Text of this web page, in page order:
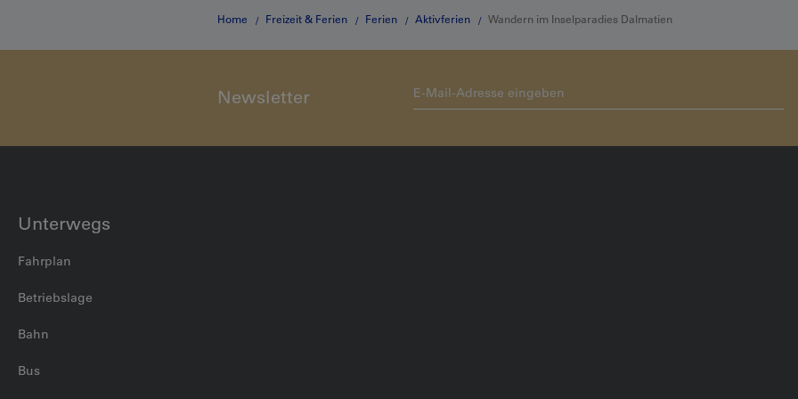
Home Freizeit & Ferien Ferien Aktivferien Wandern im Inselparadies Dalmatien
Newsletter
Unterwegs
Fahrplan
Betriebslage
Bahn
Bus